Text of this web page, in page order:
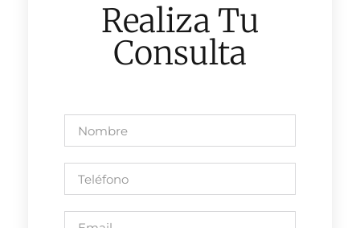
Realiza Tu
Consulta